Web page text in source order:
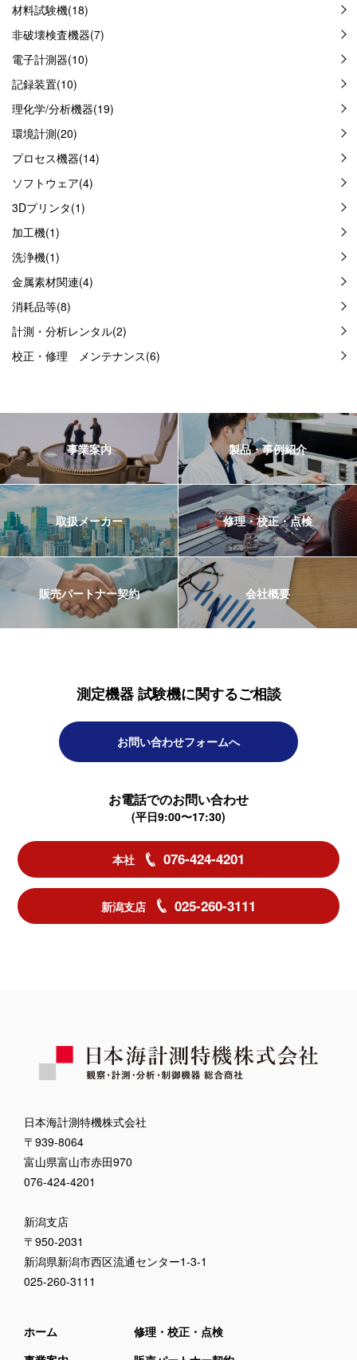
材料試験機(18)
非破壊検査機器(7)
電子計測器(10)
記録装置(10)
理化学/分析機器(19)
環境計測(20)
プロセス機器(14)
ソフトウェア(4)
3Dプリンタ(1)
加工機(1)
洗浄機(1)
金属素材関連(4)
消耗品等(8)
計測・分析レンタル(2)
校正・修理 メンテナンス(6)
事業案内 製品・事例紹介
取扱メーカー 修理・校正・点検
販売パートナー契約 会社概要
測定機器 試験機に関するご相談
お問い合わせフォームへ
お電話でのお問い合わせ
(平日9:00〜17:30)
本社 076-424-4201
新潟支店 025-260-3111
日本海計測特機株式会社
〒939-8064
富山県富山市赤田970
076-424-4201
新潟支店
〒950-2031
新潟県新潟市西区流通センター1-3-1
025-260-3111
ホーム
修理・校正・点検